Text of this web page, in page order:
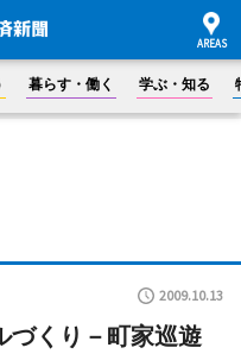
暮らす・働く 学ぶ・知る
2009.10.13
づくり－町家巡遊